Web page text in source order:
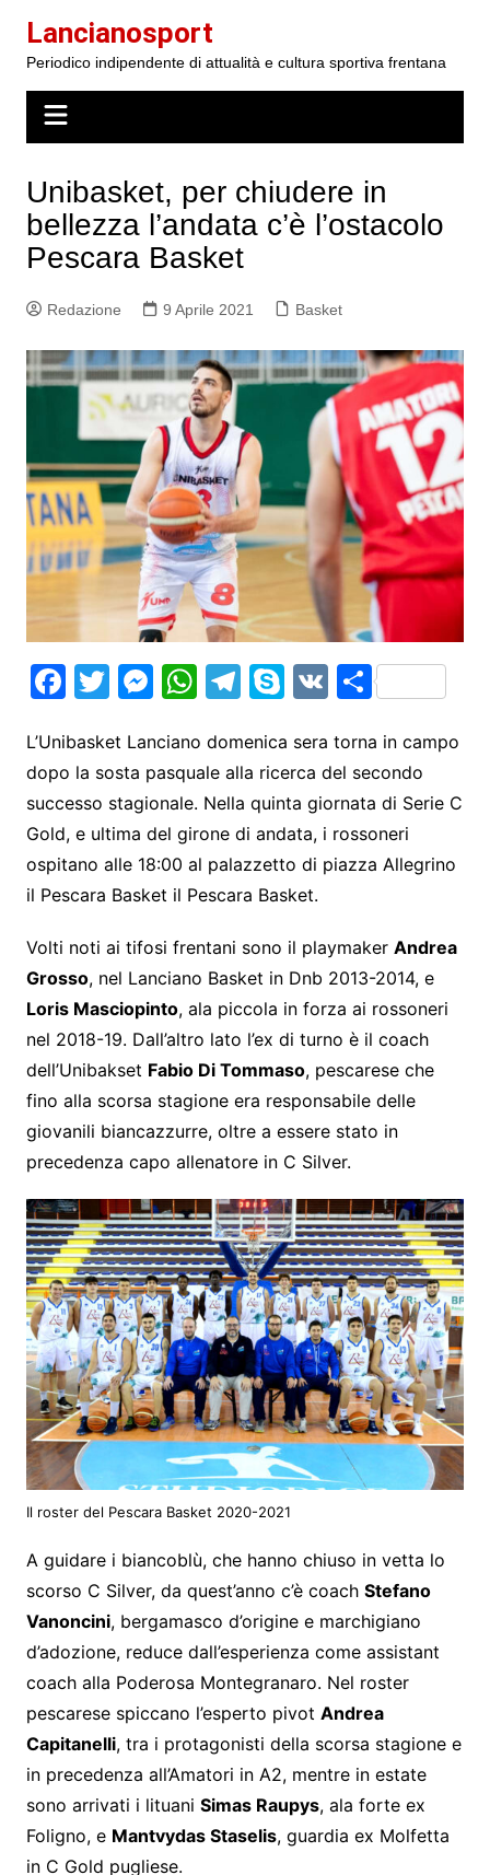
contenuto
Lancianosport
Periodico indipendente di attualità e cultura sportiva frentana
Unibasket, per chiudere in
bellezza l’andata c’è l’ostacolo
Pescara Basket
Redazione 9 Aprile 2021 Basket
F
c
e
b
o
o
T
itt
er
M
s
s
e
n
g
W
at
s
A
p
p
T
e
gr
a
m
S
y
p
e
V S
ar
e
L’Unibasket Lanciano domenica sera torna in campo
dopo la sosta pasquale alla ricerca del secondo
successo stagionale. Nella quinta giornata di Serie C
Gold, e ultima del girone di andata, i rossoneri
ospitano alle 18:00 al palazzetto di piazza Allegrino
il Pescara Basket il Pescara Basket.
Volti noti ai tifosi frentani sono il playmaker Andrea
Grosso, nel Lanciano Basket in Dnb 2013-2014, e
Loris Masciopinto, ala piccola in forza ai rossoneri
nel 2018-19. Dall’altro lato l’ex di turno è il coach
dell’Unibakset Fabio Di Tommaso, pescarese che
fino alla scorsa stagione era responsabile delle
giovanili biancazzurre, oltre a essere stato in
precedenza capo allenatore in C Silver.
Il roster del Pescara Basket 2020-2021
A guidare i biancoblù, che hanno chiuso in vetta lo
scorso C Silver, da quest’anno c’è coach Stefano
Vanoncini, bergamasco d’origine e marchigiano
d’adozione, reduce dall’esperienza come assistant
coach alla Poderosa Montegranaro. Nel roster
pescarese spiccano l’esperto pivot Andrea
Capitanelli, tra i protagonisti della scorsa stagione e
in precedenza all’Amatori in A2, mentre in estate
sono arrivati i lituani Simas Raupys, ala forte ex
Foligno, e Mantvydas Staselis, guardia ex Molfetta
in C Gold pugliese.